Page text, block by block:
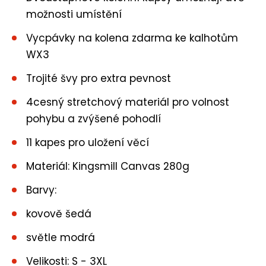
možnosti umístění
Vycpávky na kolena zdarma ke kalhotům
WX3
Trojité švy pro extra pevnost
4cesný stretchový materiál pro volnost
pohybu a zvýšené pohodlí
11 kapes pro uložení věcí
Materiál: Kingsmill Canvas 280g
Barvy:
kovově šedá
světle modrá
Velikosti: S - 3XL